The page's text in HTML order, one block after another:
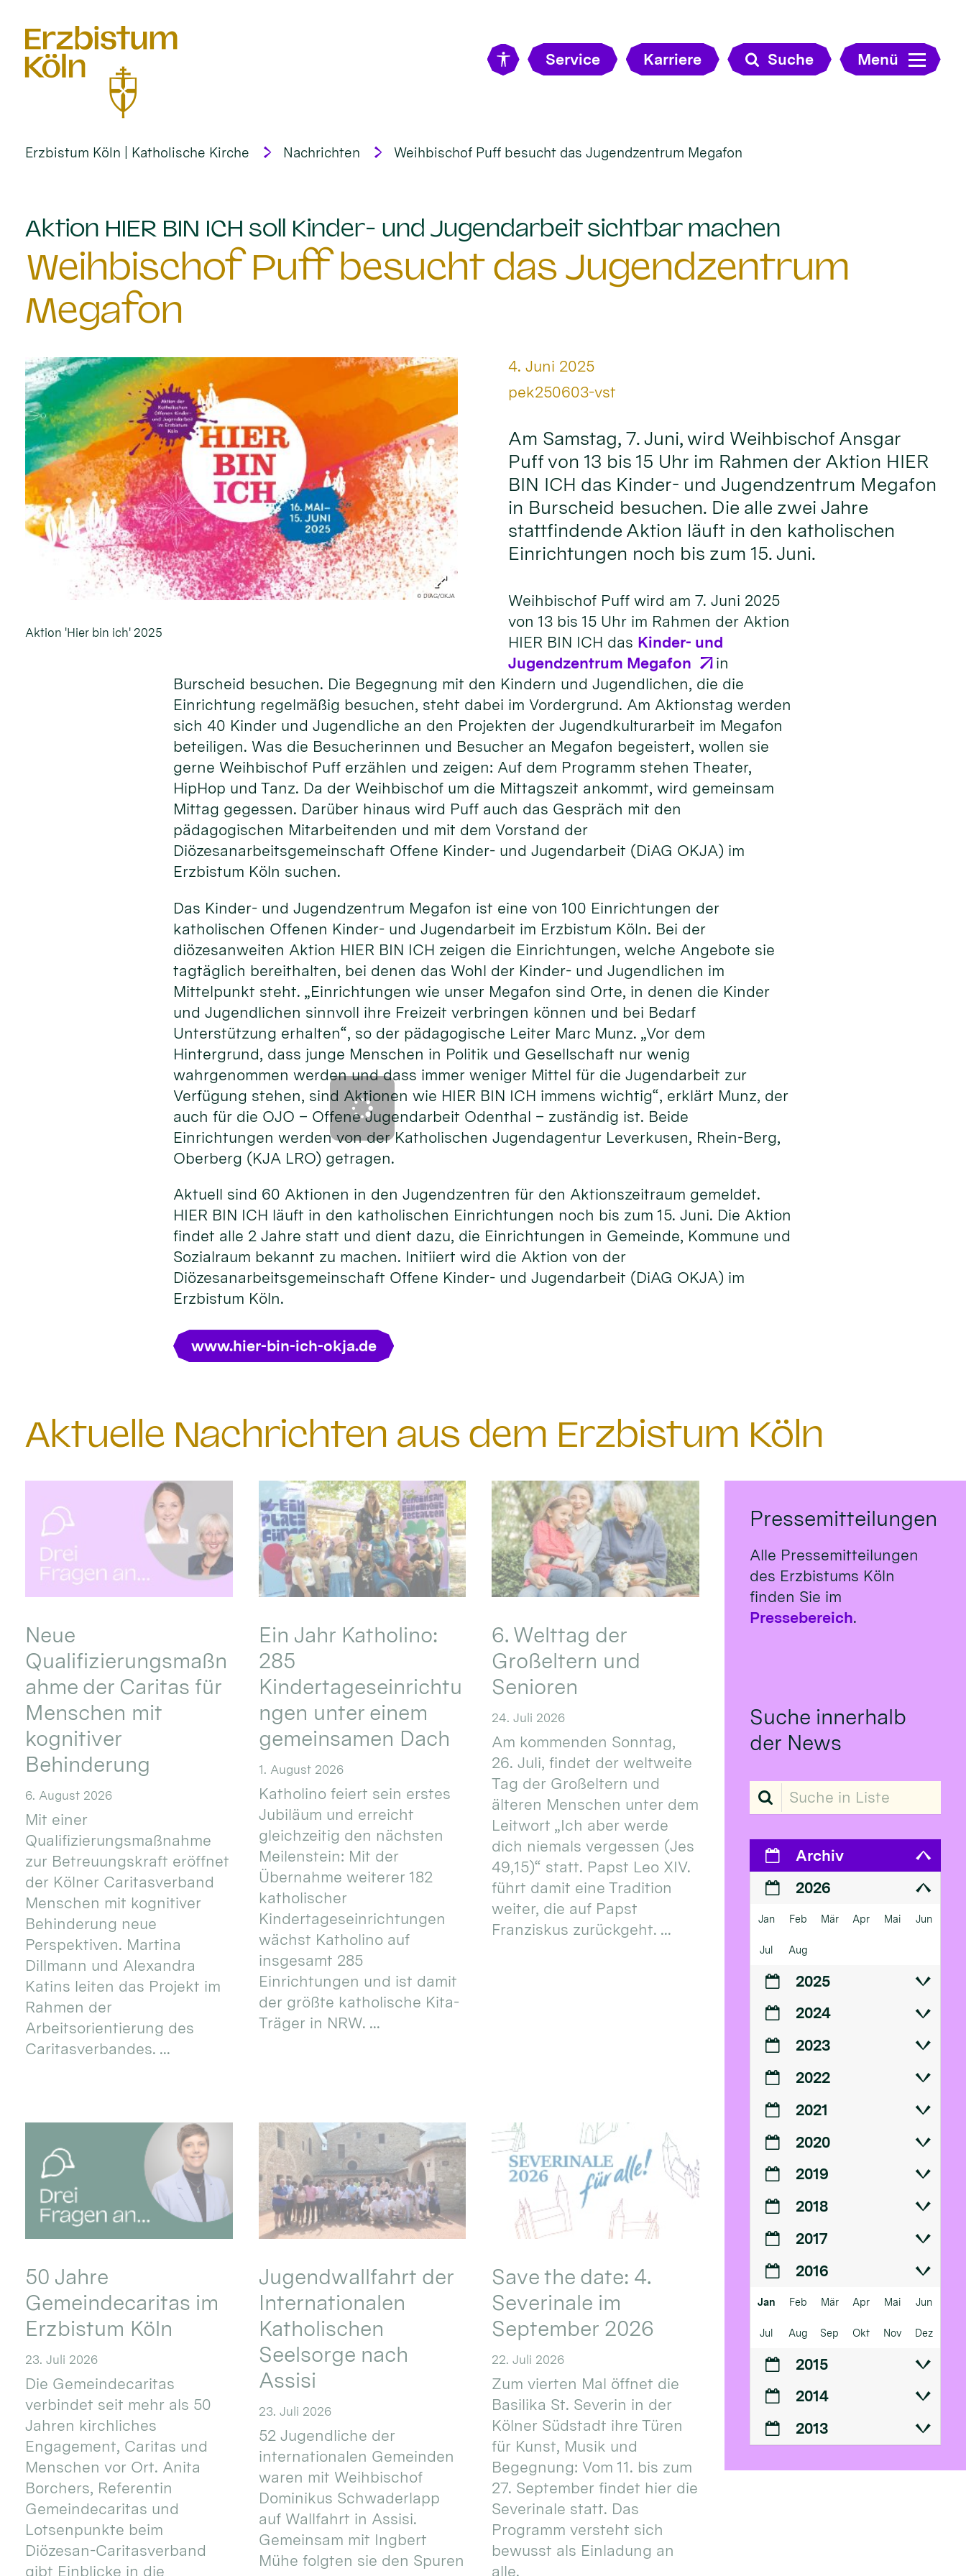
Service Karriere Suche Menü
Erzbistum Köln | Katholische Kirche Nachrichten Weihbischof Puff besucht das Jugendzentrum Megafon
Aktion HIER BIN ICH soll Kinder- und Jugendarbeit sichtbar machen
Weihbischof Puff besucht das Jugendzentrum
Megafon
© DIAG/OKJA
Aktion 'Hier bin ich' 2025
Datum:
4. Juni 2025
Von:
pek250603-vst
Am Samstag, 7. Juni, wird Weihbischof Ansgar
Puff von 13 bis 15 Uhr im Rahmen der Aktion HIER
BIN ICH das Kinder- und Jugendzentrum Megafon
in Burscheid besuchen. Die alle zwei Jahre
stattfindende Aktion läuft in den katholischen
Einrichtungen noch bis zum 15. Juni.
Weihbischof Puff wird am 7. Juni 2025
von 13 bis 15 Uhr im Rahmen der Aktion
HIER BIN ICH das Kinder- und
Jugendzentrum Megafon
in
Burscheid besuchen. Die Begegnung mit den Kindern und Jugendlichen, die die
Einrichtung regelmäßig besuchen, steht dabei im Vordergrund. Am Aktionstag werden
sich 40 Kinder und Jugendliche an den Projekten der Jugendkulturarbeit im Megafon
beteiligen. Was die Besucherinnen und Besucher an Megafon begeistert, wollen sie
gerne Weihbischof Puff erzählen und zeigen: Auf dem Programm stehen Theater,
HipHop und Tanz. Da der Weihbischof um die Mittagszeit ankommt, wird gemeinsam
Mittag gegessen. Darüber hinaus wird Puff auch das Gespräch mit den
pädagogischen Mitarbeitenden und mit dem Vorstand der
Diözesanarbeitsgemeinschaft Offene Kinder- und Jugendarbeit (DiAG OKJA) im
Erzbistum Köln suchen.
Das Kinder- und Jugendzentrum Megafon ist eine von 100 Einrichtungen der
katholischen Offenen Kinder- und Jugendarbeit im Erzbistum Köln. Bei der
diözesanweiten Aktion HIER BIN ICH zeigen die Einrichtungen, welche Angebote sie
tagtäglich bereithalten, bei denen das Wohl der Kinder- und Jugendlichen im
Mittelpunkt steht. „Einrichtungen wie unser Megafon sind Orte, in denen die Kinder
und Jugendlichen sinnvoll ihre Freizeit verbringen können und bei Bedarf
Unterstützung erhalten“, so der pädagogische Leiter Marc Munz. „Vor dem
Hintergrund, dass junge Menschen in Politik und Gesellschaft nur wenig
wahrgenommen werden und dass immer weniger Mittel für die Jugendarbeit zur
Verfügung stehen, sind Aktionen wie HIER BIN ICH immens wichtig“, erklärt Munz, der
auch für die OJO – Offene Jugendarbeit Odenthal – zuständig ist. Beide
Einrichtungen werden von der Katholischen Jugendagentur Leverkusen, Rhein-Berg,
Oberberg (KJA LRO) getragen.
Aktuell sind 60 Aktionen in den Jugendzentren für den Aktionszeitraum gemeldet.
HIER BIN ICH läuft in den katholischen Einrichtungen noch bis zum 15. Juni. Die Aktion
findet alle 2 Jahre statt und dient dazu, die Einrichtungen in Gemeinde, Kommune und
Sozialraum bekannt zu machen. Initiiert wird die Aktion von der
Diözesanarbeitsgemeinschaft Offene Kinder- und Jugendarbeit (DiAG OKJA) im
Erzbistum Köln.
www.hier-bin-ich-okja.de
Aktuelle Nachrichten aus dem Erzbistum Köln
Neue
Qualifizierungsmaßn
ahme der Caritas für
Menschen mit
kognitiver
Behinderung
6. August 2026
Mit einer
Qualifizierungsmaßnahme
zur Betreuungskraft eröffnet
der Kölner Caritasverband
Menschen mit kognitiver
Behinderung neue
Perspektiven. Martina
Dillmann und Alexandra
Katins leiten das Projekt im
Rahmen der
Arbeitsorientierung des
Caritasverbandes. ...
Ein Jahr Katholino:
285
Kindertageseinrichtu
ngen unter einem
gemeinsamen Dach
1. August 2026
Katholino feiert sein erstes
Jubiläum und erreicht
gleichzeitig den nächsten
Meilenstein: Mit der
Übernahme weiterer 182
katholischer
Kindertageseinrichtungen
wächst Katholino auf
insgesamt 285
Einrichtungen und ist damit
der größte katholische Kita-
Träger in NRW. ...
6. Welttag der
Großeltern und
Senioren
24. Juli 2026
Am kommenden Sonntag,
26. Juli, findet der weltweite
Tag der Großeltern und
älteren Menschen unter dem
Leitwort „Ich aber werde
dich niemals vergessen (Jes
49,15)“ statt. Papst Leo XIV.
führt damit eine Tradition
weiter, die auf Papst
Franziskus zurückgeht. ...
50 Jahre
Gemeindecaritas im
Erzbistum Köln
23. Juli 2026
Die Gemeindecaritas
verbindet seit mehr als 50
Jahren kirchliches
Engagement, Caritas und
Menschen vor Ort. Anita
Borchers, Referentin
Gemeindecaritas und
Lotsenpunkte beim
Diözesan-Caritasverband
gibt Einblicke in die
Jugendwallfahrt der
Internationalen
Katholischen
Seelsorge nach
Assisi
23. Juli 2026
52 Jugendliche der
internationalen Gemeinden
waren mit Weihbischof
Dominikus Schwaderlapp
auf Wallfahrt in Assisi.
Gemeinsam mit Ingbert
Mühe folgten sie den Spuren
Save the date: 4.
Severinale im
September 2026
22. Juli 2026
Zum vierten Mal öffnet die
Basilika St. Severin in der
Kölner Südstadt ihre Türen
für Kunst, Musik und
Begegnung: Vom 11. bis zum
27. September findet hier die
Severinale statt. Das
Programm versteht sich
bewusst als Einladung an
alle.
Pressemitteilungen
Alle Pressemitteilungen
des Erzbistums Köln
finden Sie im
Pressebereich.
Suche innerhalb
der News
Suche in Liste
Archiv
2026
Jan Feb Mär Apr Mai Jun
Jul Aug
2025
2024
2023
2022
2021
2020
2019
2018
2017
2016
Jan Feb Mär Apr Mai Jun
Jul Aug Sep Okt Nov Dez
2015
2014
2013